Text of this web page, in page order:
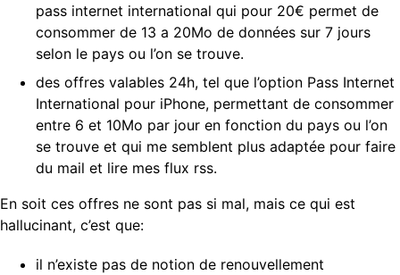
pass internet international qui pour 20€ permet de
consommer de 13 a 20Mo de données sur 7 jours
selon le pays ou l’on se trouve.
des offres valables 24h, tel que l’option Pass Internet
International pour iPhone, permettant de consommer
entre 6 et 10Mo par jour en fonction du pays ou l’on
se trouve et qui me semblent plus adaptée pour faire
du mail et lire mes flux rss.
En soit ces offres ne sont pas si mal, mais ce qui est
hallucinant, c’est que:
il n’existe pas de notion de renouvellement